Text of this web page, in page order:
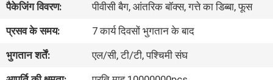
गुणवत्ता
नियंत्रण
हमसे
पैकेजिंग विवरण:
पीवीसी बैग, आंतरिक बॉक्स, गत्ते का डिब्बा, फूस
प्रसव के समय:
7 कार्य दिवसों भुगतान के बाद
भुगतान शर्तें:
एल/सी, टी/टी, पश्चिमी संघ